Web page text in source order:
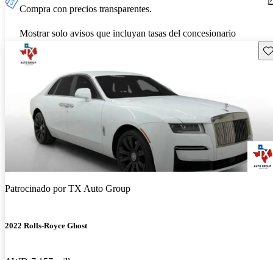
Compra con precios transparentes.
Mostrar solo avisos que incluyan tasas del concesionario
Patrocinado porTX Auto Group
2022 Rolls-Royce Ghost